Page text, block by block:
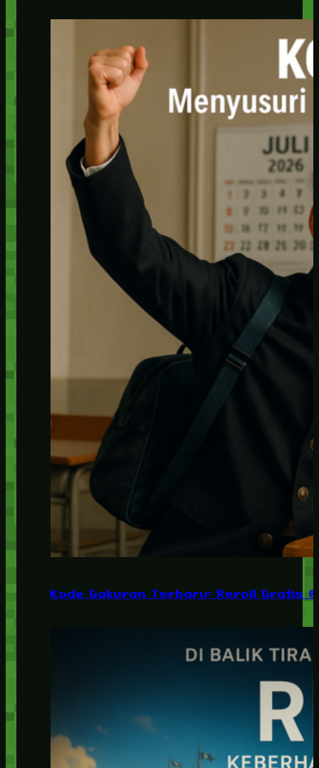
Kode Gakuran Terbaru: Reroll Gratis